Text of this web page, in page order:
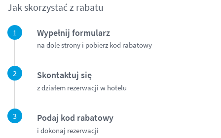
Jak skorzystać z rabatu
Wypełnij formularz
na dole strony i pobierz kod rabatowy
Skontaktuj się
z działem rezerwacji w hotelu
Podaj kod rabatowy
i dokonaj rezerwacji